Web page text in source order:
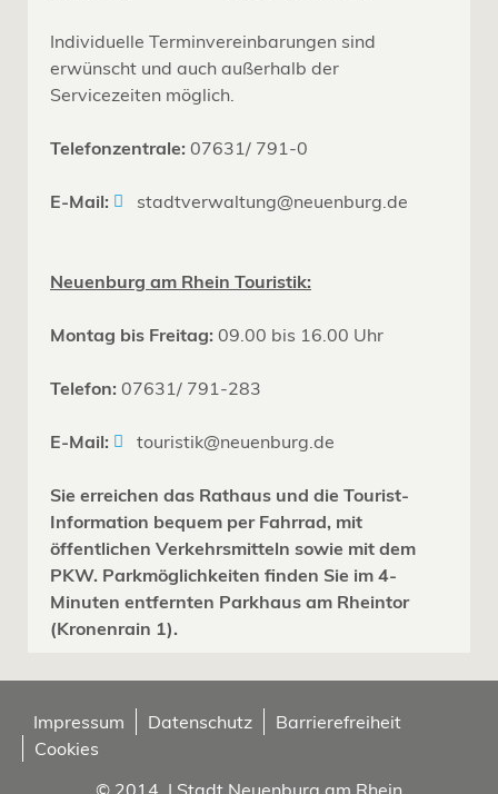
Individuelle Terminvereinbarungen sind
erwünscht und auch außerhalb der
Servicezeiten möglich.
Telefonzentrale: 07631/ 791-0
E-Mail: stadtverwaltung@neuenburg.de
Neuenburg am Rhein Touristik:
Montag bis Freitag: 09.00 bis 16.00 Uhr
Telefon: 07631/ 791-283
E-Mail: touristik@neuenburg.de
Sie erreichen das Rathaus und die Tourist-
Information bequem per Fahrrad, mit
öffentlichen Verkehrsmitteln sowie mit dem
PKW. Parkmöglichkeiten finden Sie im 4-
Minuten entfernten Parkhaus am Rheintor
(Kronenrain 1).
Impressum Datenschutz
Barrierefreiheit
Cookies
© 2014 | Stadt Neuenburg am Rhein